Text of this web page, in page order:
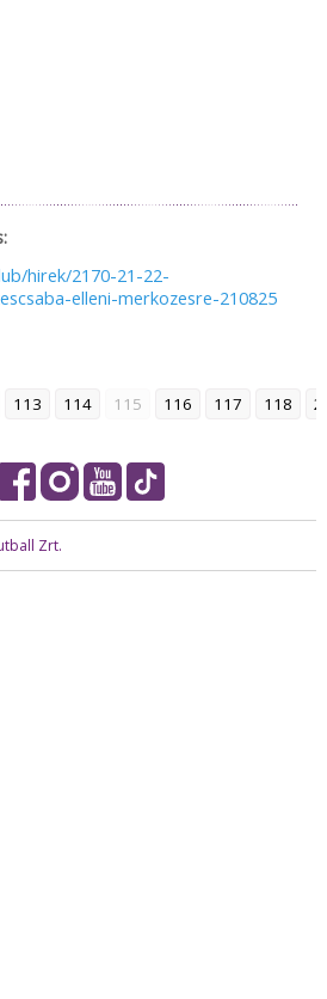
hirek/2170-21-22-
elleni-merkozesre-210825
113 114 115 116 117 118
Zrt.